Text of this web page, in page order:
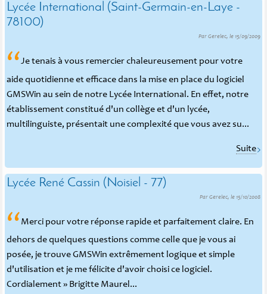
Lycée International (Saint-Germain-en-Laye -
78100)
Par Gerelec, le 15/09/2009
“Je tenais à vous remercier chaleureusement pour votre
aide quotidienne et efficace dans la mise en place du logiciel
GMSWin au sein de notre Lycée International. En effet, notre
établissement constitué d'un collège et d'un lycée,
multilinguiste, présentait une complexité que vous avez su...
Suite
Lycée René Cassin (Noisiel - 77)
Par Gerelec, le 15/10/2008
“ Merci pour votre réponse rapide et parfaitement claire. En
dehors de quelques questions comme celle que je vous ai
posée, je trouve GMSWin extrêmement logique et simple
d'utilisation et je me félicite d'avoir choisi ce logiciel.
Cordialement » Brigitte Maurel...